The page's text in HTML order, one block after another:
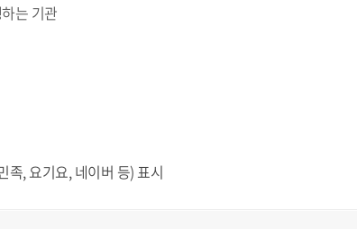
는 기관
족, 요기요, 네이버 등) 표시